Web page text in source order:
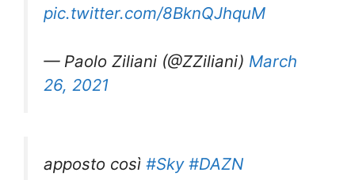
pic.twitter.com/8BknQJhquM
— Paolo Ziliani (@ZZiliani) March
26, 2021
apposto così #Sky #DAZN